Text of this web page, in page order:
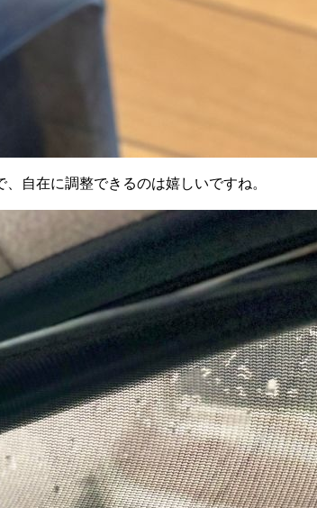
自在に調整できるのは嬉しいですね。